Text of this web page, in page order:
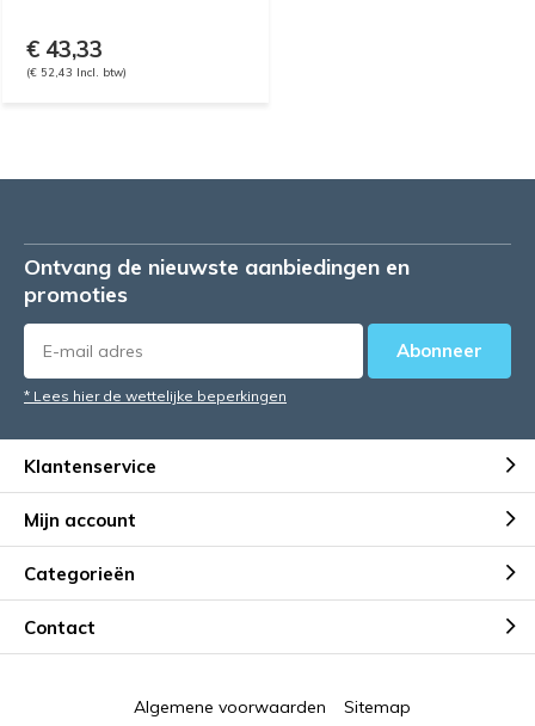
€ 43,33
(€ 52,43 Incl. btw)
Ontvang de nieuwste aanbiedingen en
promoties
Abonneer
* Lees hier de wettelijke beperkingen
Klantenservice
Mijn account
Categorieën
Contact
Algemene voorwaarden Sitemap